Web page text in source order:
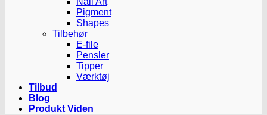
Pigment
Shapes
Tilbehør
E-file
Pensler
Tipper
Værktøj
Tilbud
Blog
Produkt Viden